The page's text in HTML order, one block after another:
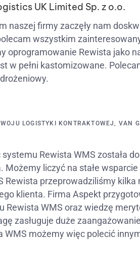
UK Limited Sp. z o.o.
naszej firmy zaczęły nam
wszystkim
oprogramowanie Rewista jako
w pełni kastomizowane.
LOGISTYKI KONTRAKTOWEJ, VAN
Rewista WMS została
Możemy liczyć na stałe
Rewista przeprowadziliśmy
klienta. Firma Aspekt
Rewista WMS oraz wiedzę
zasługuje duże
WMS możemy więc polecić